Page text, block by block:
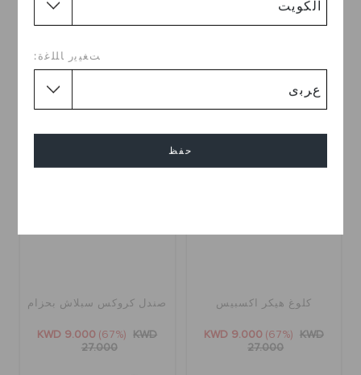
ﺖﻐﻴﻳﺭ ﺎﻠﻠﻏﺓ:
حفظ
كلاسيك
KWD 7.000 (70%) KWD
KWD 7.000 (63%) KWD
كلوغ هيكر اكسبيس
KWD 9.000 (67%)
KWD
27.000
صندل كروكس سبلاش بحزام
KWD 9.000 (67%)
KWD
27.000